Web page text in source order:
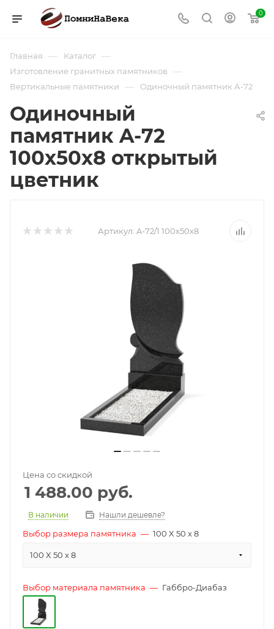
0
Главная — Каталог —
Изготовление гранитных памятников —
Вертикальные памятники — Одиночный памятник А-72
Одиночный
памятник A-72
100х50х8 открытый
цветник
Артикул: A-72/1 100х50х8
Цена со скидкой
1 488.00 руб.
В наличии Нашли дешевле?
Выбор размера памятника — 100 X 50 x 8
100 X 50 x 8
Выбор материала памятника — Габбро-Диабаз